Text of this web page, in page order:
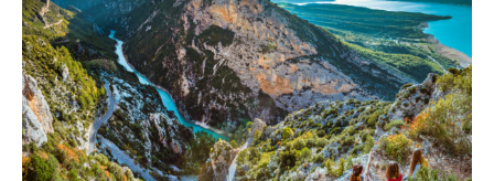
The Col de Plein Voir, at an altitude of 1168m, offers a
magnificent panoramic view of the end of the canyon and
Lac de Sainte-Croix. Access to the pass has to be earned,
but it's well worth the effort!